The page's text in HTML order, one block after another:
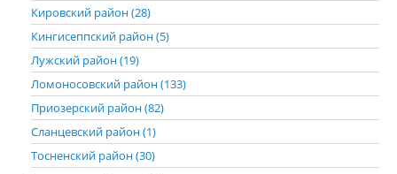
Кировский район (28)
Кингисеппский район (5)
Лужский район (19)
Ломоносовский район (133)
Приозерский район (82)
Сланцевский район (1)
Тосненский район (30)